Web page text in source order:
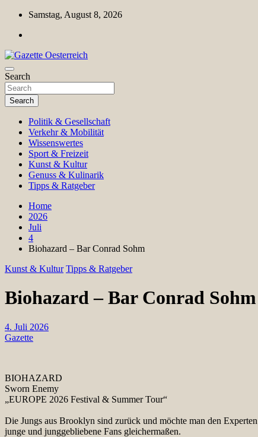
Skip
content
Samstag, August 8, 2026
Gazette Oesterreich
Magazin für Freizeit, Politik, Kultur & Wissenschaft
Search
Search
Politik & Gesellschaft
Verkehr & Mobilität
Wissenswertes
Sport & Freizeit
Kunst & Kultur
Genuss & Kulinarik
Tipps & Ratgeber
Home
2026
Juli
4
Biohazard – Bar Conrad Sohm
Kunst & Kultur Tipps & Ratgeber
Biohazard – Bar Conrad Sohm
4. Juli 2026
Gazette
BIOHAZARD
Sworn Enemy
„EUROPE 2026 Festival & Summer Tour“
Die Jungs aus Brooklyn sind zurück und möchte man den
junge und junggebliebene Fans gleichermaßen.